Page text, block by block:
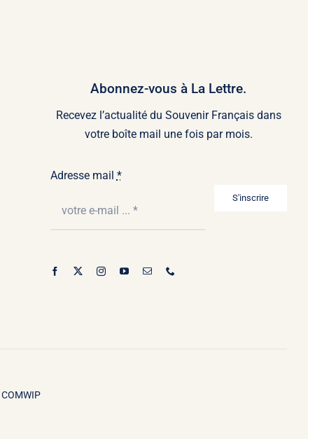
Abonnez-vous à La Lettre.
Recevez l’actualité du Souvenir Français dans
votre boîte mail une fois par mois.
Adresse mail *
S'inscrire
COMWIP